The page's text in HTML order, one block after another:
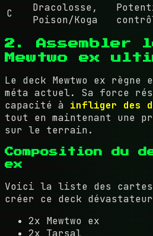
C
Dracolosse,
Poison/Koga
2. Assembler
Mewtwo ex
Le deck Mewtwo ex
méta actuel. Sa force
capacité à infliger des
tout en maintenant une
sur le terrain.
Composition du
ex
Voici la liste des
créer ce deck
2x Mewtwo ex